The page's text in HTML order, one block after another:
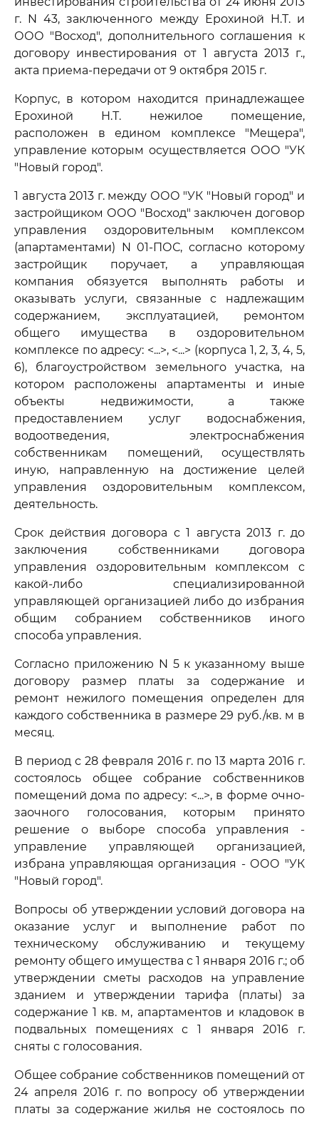
г. N 43, заключенного между Ерохиной Н.Т. и
ООО "Восход", дополнительного соглашения к
договору инвестирования от 1 августа 2013 г.,
акта приема-передачи от 9 октября 2015 г.
Корпус, в котором находится принадлежащее
Ерохиной Н.Т. нежилое помещение,
расположен в едином комплексе "Мещера",
управление которым осуществляется ООО "УК
"Новый город".
1 августа 2013 г. между ООО "УК "Новый город" и
застройщиком ООО "Восход" заключен договор
управления оздоровительным комплексом
(апартаментами) N 01-ПОС, согласно которому
застройщик поручает, а управляющая
компания обязуется выполнять работы и
оказывать услуги, связанные с надлежащим
содержанием, эксплуатацией, ремонтом
общего имущества в оздоровительном
комплексе по адресу: <...>, <...> (корпуса 1, 2, 3, 4, 5,
6), благоустройством земельного участка, на
котором расположены апартаменты и иные
объекты недвижимости, а также
предоставлением услуг водоснабжения,
водоотведения, электроснабжения
собственникам помещений, осуществлять
иную, направленную на достижение целей
управления оздоровительным комплексом,
деятельность.
Срок действия договора с 1 августа 2013 г. до
заключения собственниками договора
управления оздоровительным комплексом с
какой-либо специализированной
управляющей организацией либо до избрания
общим собранием собственников иного
способа управления.
Согласно приложению N 5 к указанному выше
договору размер платы за содержание и
ремонт нежилого помещения определен для
каждого собственника в размере 29 руб./кв. м в
месяц.
В период с 28 февраля 2016 г. по 13 марта 2016 г.
состоялось общее собрание собственников
помещений дома по адресу: <...>, в форме очно-
заочного голосования, которым принято
решение о выборе способа управления -
управление управляющей организацией,
избрана управляющая организация - ООО "УК
"Новый город".
Вопросы об утверждении условий договора на
оказание услуг и выполнение работ по
техническому обслуживанию и текущему
ремонту общего имущества с 1 января 2016 г.; об
утверждении сметы расходов на управление
зданием и утверждении тарифа (платы) за
содержание 1 кв. м, апартаментов и кладовок в
подвальных помещениях с 1 января 2016 г.
сняты с голосования.
Общее собрание собственников помещений от
24 апреля 2016 г. по вопросу об утверждении
платы за содержание жилья не состоялось по